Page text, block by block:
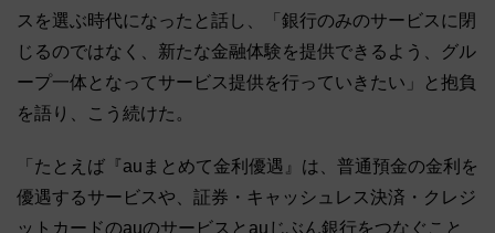
スを選ぶ時代になったと話し、「銀行のみのサービスに閉
じるのではなく、新たな金融体験を提供できるよう、グル
ープ一体となってサービス提供を行っていきたい」と抱負
を語り、こう続けた。
「たとえば『auまとめて金利優遇』は、普通預金の金利を
優遇するサービスや、証券・キャッシュレス決済・クレジ
ットカードのauのサービスとauじぶん銀行をつなぐこと